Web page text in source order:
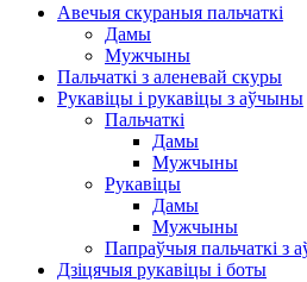
Авечыя скураныя пальчаткі
Дамы
Мужчыны
Пальчаткі з аленевай скуры
Рукавіцы і рукавіцы з аўчыны
Пальчаткі
Дамы
Мужчыны
Рукавіцы
Дамы
Мужчыны
Папраўчыя пальчаткі з
Дзіцячыя рукавіцы і боты